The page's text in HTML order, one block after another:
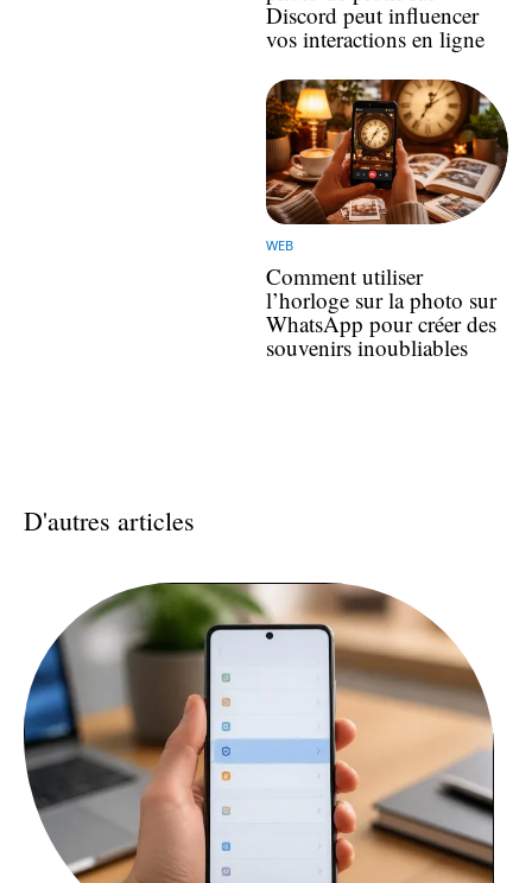
Discord peut influencer
vos interactions en ligne
WEB
Comment utiliser
l’horloge sur la photo sur
WhatsApp pour créer des
souvenirs inoubliables
D'autres articles